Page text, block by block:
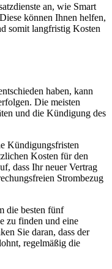
an, wie Smart
können Ihnen helfen,
somit langfristig Kosten
haben, kann
Die meisten
und die Kündigung des
Kündigungsfristen
Kosten für den
dass Ihr neuer Vertrag
Strombezug
die besten fünf
zu finden und eine
Sie daran, dass der
regelmäßig die